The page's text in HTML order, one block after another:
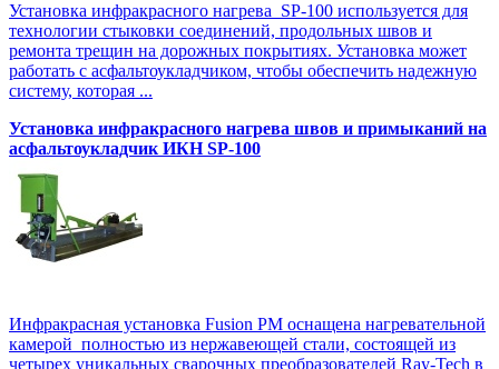
Установка инфракрасного нагрева SP-100 используется для
технологии стыковки соединений, продольных швов и
ремонта трещин на дорожных покрытиях. Установка может
работать с асфальтоукладчиком, чтобы обеспечить надежную
систему, которая ...
Установка инфракрасного нагрева швов и примыканий на
асфальтоукладчик ИКН SP-100
Инфракрасная установка Fusion PM оснащена нагревательной
камерой полностью из нержавеющей стали, состоящей из
четырех уникальных сварочных преобразователей Ray-Tech в